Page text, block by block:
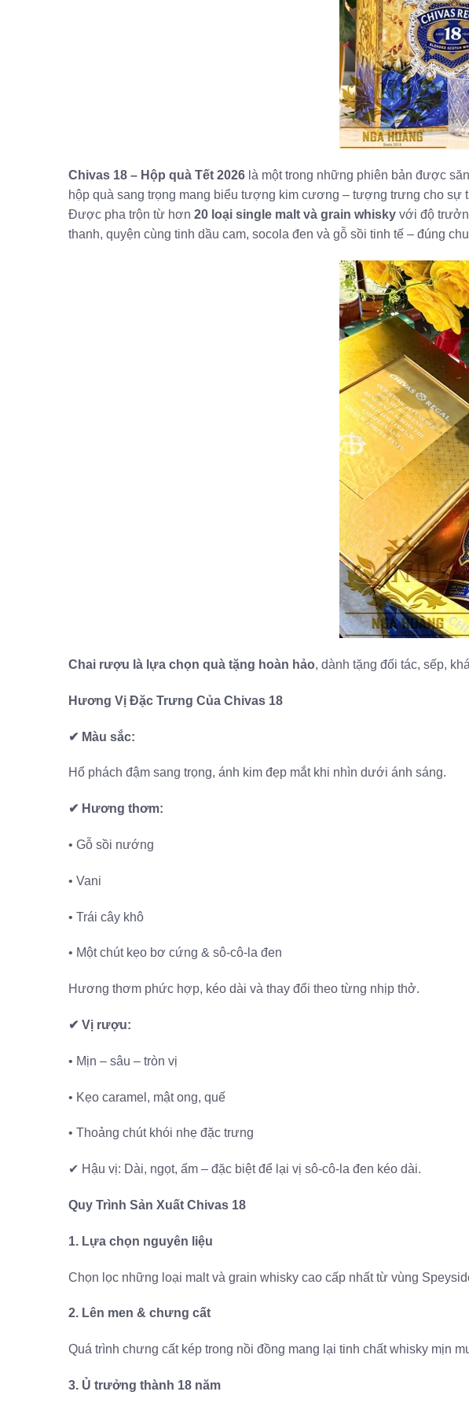
Chivas 18 – Hộp quà Tết 2026 là một trong những phiên bản được
hộp quà sang trọng mang biểu tượng kim cương – tượng trưng cho sự
Được pha trộn từ hơn 20 loại single malt và grain whisky với độ
thanh, quyện cùng tinh dầu cam, socola đen và gỗ sồi tinh tế – đúng
Chai rượu là lựa chọn quà tặng hoàn hảo, dành tặng đối tác, sếp,
Hương Vị Đặc Trưng Của Chivas 18
✔ Màu sắc:
Hổ phách đậm sang trọng, ánh kim đẹp mắt khi nhìn dưới ánh sáng.
✔ Hương thơm:
• Gỗ sồi nướng
• Vani
• Trái cây khô
• Một chút kẹo bơ cứng & sô-cô-la đen
Hương thơm phức hợp, kéo dài và thay đổi theo từng nhịp thở.
✔ Vị rượu:
• Mịn – sâu – tròn vị
• Kẹo caramel, mật ong, quế
• Thoảng chút khói nhẹ đặc trưng
✔ Hậu vị: Dài, ngọt, ấm – đặc biệt để lại vị sô-cô-la đen kéo dài.
Quy Trình Sản Xuất Chivas 18
1. Lựa chọn nguyên liệu
Chọn lọc những loại malt và grain whisky cao cấp nhất từ vùng
2. Lên men & chưng cất
Quá trình chưng cất kép trong nồi đồng mang lại tinh chất whisky mịn
3. Ủ trưởng thành 18 năm